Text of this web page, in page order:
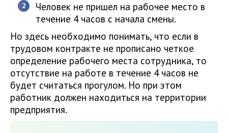
Человек не пришел на рабочее место в
течение 4 часов с начала смены.
Но здесь необходимо понимать, что если в
трудовом контракте не прописано четкое
определение рабочего места сотрудника, то
отсутствие на работе в течение 4 часов не
будет считаться прогулом. Но при этом
работник должен находиться на территории
предприятия.